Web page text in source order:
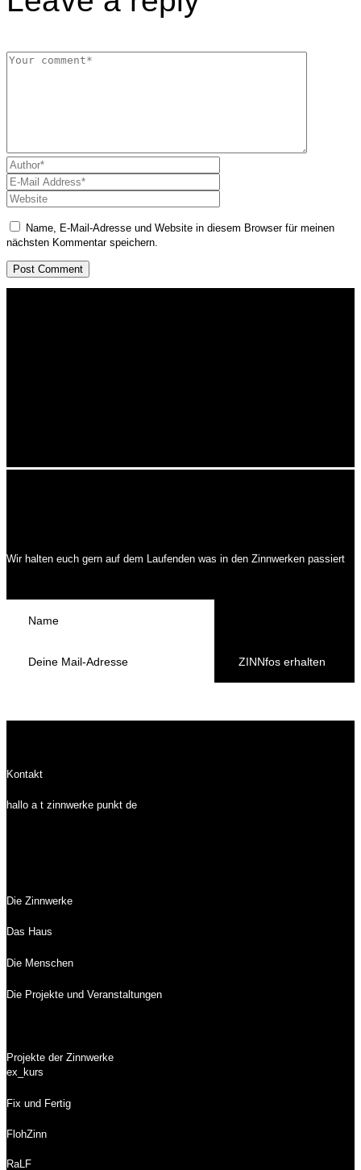
Name, E-Mail-Adresse und Website in diesem Browser für meinen
nächsten Kommentar speichern.
Wir halten euch gern auf dem Laufenden was in den Zinnwerken passiert
ZINNfos erhalten
Kontakt
hallo a t zinnwerke punkt de
Die Zinnwerke
Das Haus
Die Menschen
Die Projekte und Veranstaltungen
Projekte der Zinnwerke
ex_kurs
Fix und Fertig
FlohZinn
RaLF